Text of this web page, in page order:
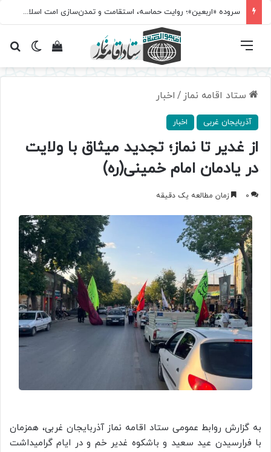
سروده‌ «اربعین»؛ روایت حماسه، استقامت و تمدن‌سازی امت اسلامی
تغییرمشاهده فهرست
ستاد اقامه نماز / اخبار
آذربایجان غربی اخبار
از غدیر تا نماز؛ تجدید میثاق با ولایت
در یادمان امام خمینی(ره)
0 زمان مطالعه یک دقیقه
به گزارش روابط عمومی ستاد اقامه نماز آذربایجان غربی، همزمان
با فرارسیدن عید سعید و باشکوه غدیر خم و در ایام گرامیداشت